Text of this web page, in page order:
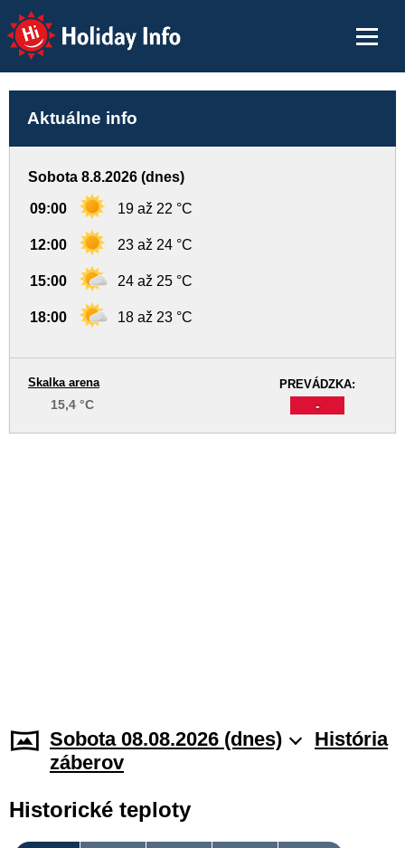
Holiday Info
Aktuálne info
Sobota 8.8.2026 (dnes)
09:00 19 až 22 °C
12:00 23 až 24 °C
15:00 24 až 25 °C
18:00 18 až 23 °C
PREVÁDZKA:
-
Skalka arena
15,4 °C
Sobota 08.08.2026 (dnes)
História
záberov
Historické teploty